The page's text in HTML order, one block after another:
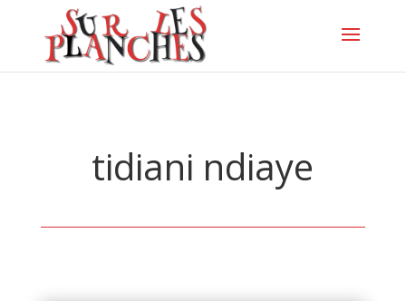
tidiani ndiaye